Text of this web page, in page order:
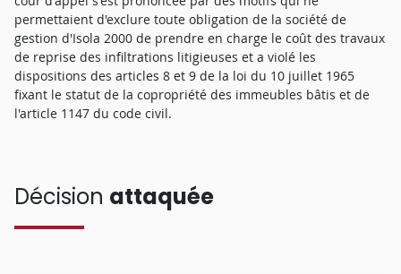
permettaient d'exclure toute obligation de la société de
gestion d'Isola 2000 de prendre en charge le coût des travaux
de reprise des infiltrations litigieuses et a violé les
dispositions des articles 8 et 9 de la loi du 10 juillet 1965
fixant le statut de la copropriété des immeubles bâtis et de
l'article 1147 du code civil.
Décision attaquée